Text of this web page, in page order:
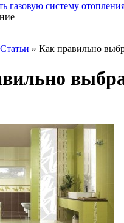
газовую систему
Статьи » Как правильно